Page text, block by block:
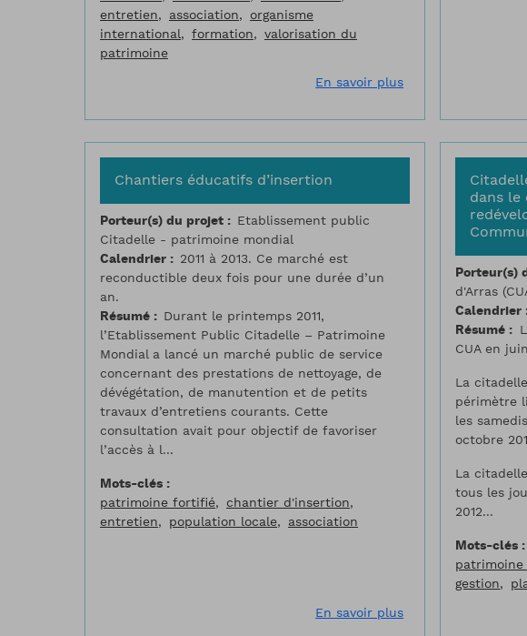
entretien
association
organisme
international
formation
valorisation du
patrimoine
En savoir plussur Chantier de
Chantiers éducatifs d’insertion
Porteur(s) du projet
Etablissement public
Citadelle - patrimoine mondial
Calendrier
2011 à 2013. Ce marché est
reconductible deux fois pour une durée d’un
an.
Résumé
Durant le printemps 2011,
l’Etablissement Public Citadelle – Patrimoine
Mondial a lancé un marché public de service
concernant des prestations de nettoyage, de
dévégétation, de manutention et de petits
travaux d’entretiens courants. Cette
consultation avait pour objectif de favoriser
l’accès à l...
Mots-clés
patrimoine fortifié
chantier d'insertion
entretien
population locale association
En savoir plussur Chantiers
dans le
Porteur(s)
d'Arras
Calendrier
Résumé
CUA en
La
périmètre
les
octobre
La
tous les
2012...
Mots-clés
gestion